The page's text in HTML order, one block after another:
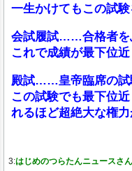
一生かけてもこの試
会試履試……合格者を
これで成績が最下位
殿試……皇帝臨席の試
この試験でも最下位
れるほど超絶大な権
3:はじめのつらたんニュースさん